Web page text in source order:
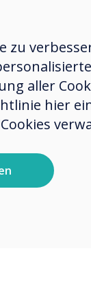
zu
aller
hier